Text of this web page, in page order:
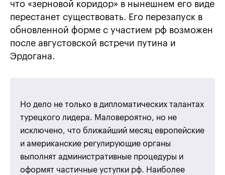
что «зерновой коридор» в нынешнем его виде
перестанет существовать. Его перезапуск в
обновленной форме с участием рф возможен
после августовской встречи путина и
Эрдогана.
Но дело не только в дипломатических талантах
турецкого лидера. Маловероятно, но не
исключено, что ближайший месяц европейские
и американские регулирующие органы
выполнят административные процедуры и
оформят частичные уступки рф. Наиболее